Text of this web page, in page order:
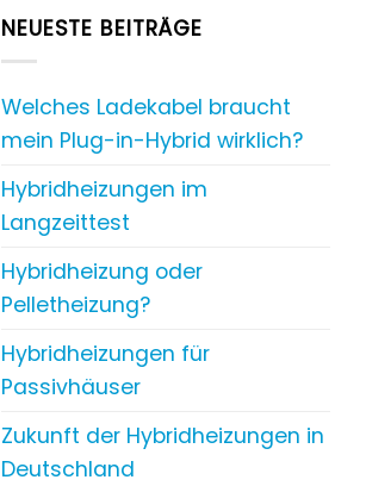
NEUESTE BEITRÄGE
Welches Ladekabel braucht
mein Plug-in-Hybrid wirklich?
Hybridheizungen im
Langzeittest
Hybridheizung oder
Pelletheizung?
Hybridheizungen für
Passivhäuser
Zukunft der Hybridheizungen in
Deutschland